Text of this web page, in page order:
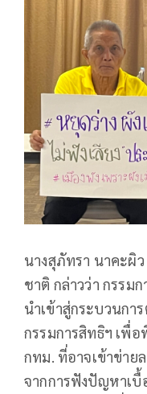
นางสุภัทรา นาคะผิ
ชาติ กล่าวว่า กรรม
นำเข้าสู่กระบวนกา
กรรมการสิทธิฯ เพื่อ
กทม. ที่อาจเข้าข่า
จากการฟังปัญหาเบื้